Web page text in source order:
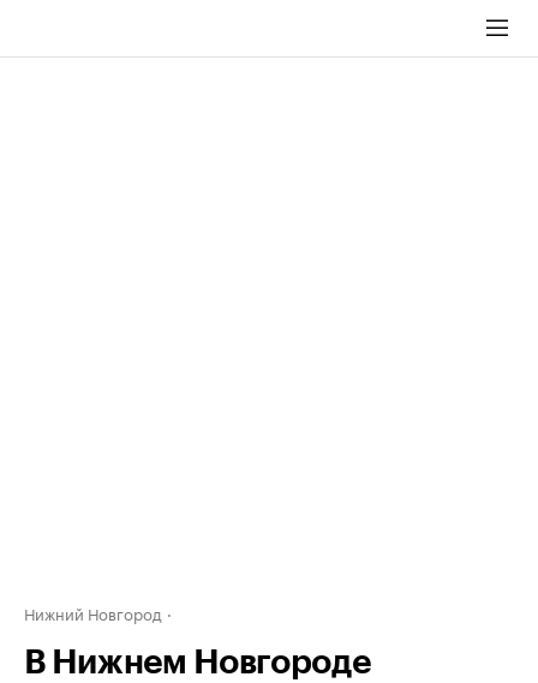
Нижний Новгород
В Нижнем Новгороде